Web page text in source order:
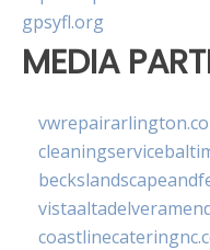
gpsyfl.org
MEDIA